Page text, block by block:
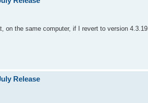
on the same computer, if I revert to version
Release